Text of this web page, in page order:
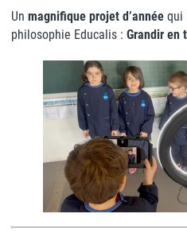
Un magnifique projet d’année qui
philosophie Educalis : Grandir en